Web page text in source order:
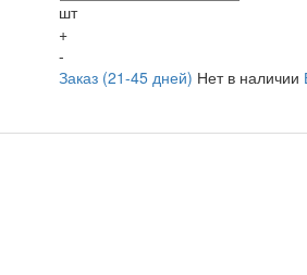
шт
+
-
Заказ (21-45 дней) Нет в наличии